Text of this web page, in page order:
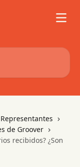
de Groover
recibidos? ¿Son